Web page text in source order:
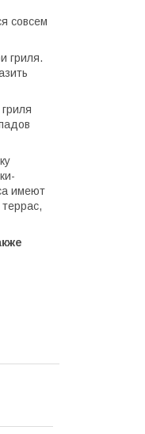
совсем
гриля.
имеют